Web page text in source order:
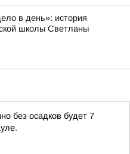
в день»: история
школы Светланы
без осадков будет 7